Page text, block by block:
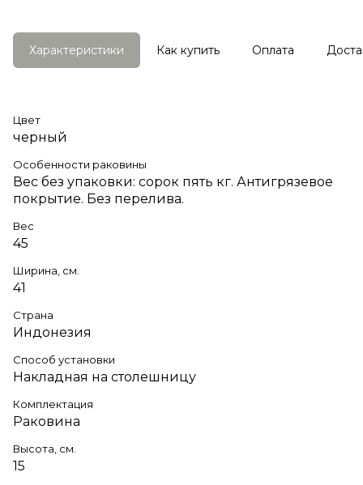
Характеристики Как купить Оплата
Цвет
черный
Особенности раковины
Вес без упаковки: сорок пять кг. Антигрязевое
покрытие. Без перелива.
Вес
45
Ширина, см.
41
Страна
Индонезия
Способ установки
Накладная на столешницу
Комплектация
Раковина
Высота, см.
15